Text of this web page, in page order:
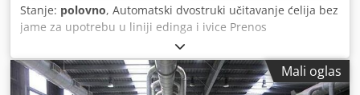
Stanje: polovno, Automatski dvostruki učitavanje ćelija bez
jame za upotrebu u liniji edinga i ivice Prenos
motorizovanih ploča Dvostruka automatska stanica za
istovar ploča Sistem usisnih šolja za pomeranje panela
Preuzimanje panela Paneli se takođe mogu obrađiti uMali oglas